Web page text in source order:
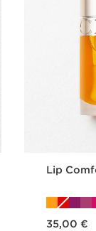
Lip
35,00 €